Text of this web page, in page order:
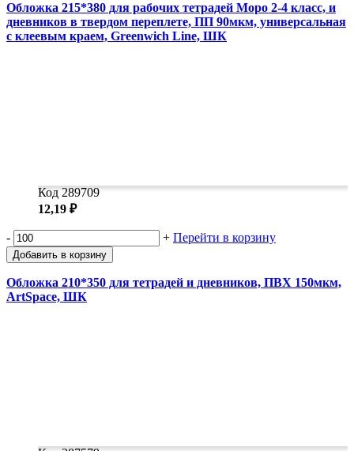
Обложка 215*380 для рабочих тетрадей Моро 2-4 класс, и
дневников в твердом переплете, ПП 90мкм, универсальная
с клеевым краем, Greenwich Line, ШК
Код 289709
12,19 ₽
- + Перейти в корзину
Добавить в корзину
Обложка 210*350 для тетрадей и дневников, ПВХ 150мкм,
ArtSpace, ШК